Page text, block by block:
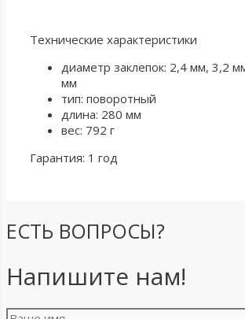
Технические характеристики
диаметр заклепок: 2,4 мм, 3,2
мм
тип: поворотный
длина: 280 мм
вес: 792 г
Гарантия: 1 год
ЕСТЬ ВОПРОСЫ?
Напишите нам!